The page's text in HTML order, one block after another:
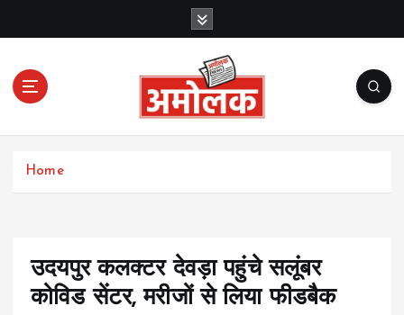
c
Amolak News
Home
उदयपुर कलक्टर देवड़ा पहुंचे सलूंबर
कोविड सेंटर, मरीजों से लिया फीडबैक